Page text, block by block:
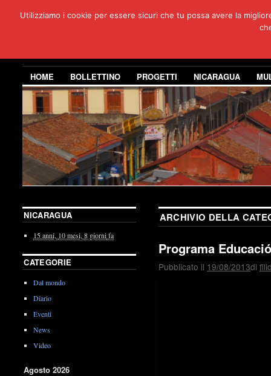
HOME BOLLETTINO PROGETTI NICARAGUA
ARCHIVIO DELLA
Programa
Pubblicato il 19/08/2013di
NICARAGUA
15 anni, 10 mesi, 8 giornifa
CATEGORIE
Dal mondo
Diario
Eventi
News
Video
Agosto 2026
Utilizziamo i cookie per essere sicuri che tu possa avere la